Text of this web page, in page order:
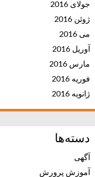
جولای 2016
ژوئن 2016
می 2016
آوریل 2016
مارس 2016
فوریه 2016
ژانویه 2016
دسته‌ها
آگهی
آموزش پرورش